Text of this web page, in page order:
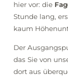
hier vor: die
Stunde lang,
kaum
Der
das Sie von
dort aus